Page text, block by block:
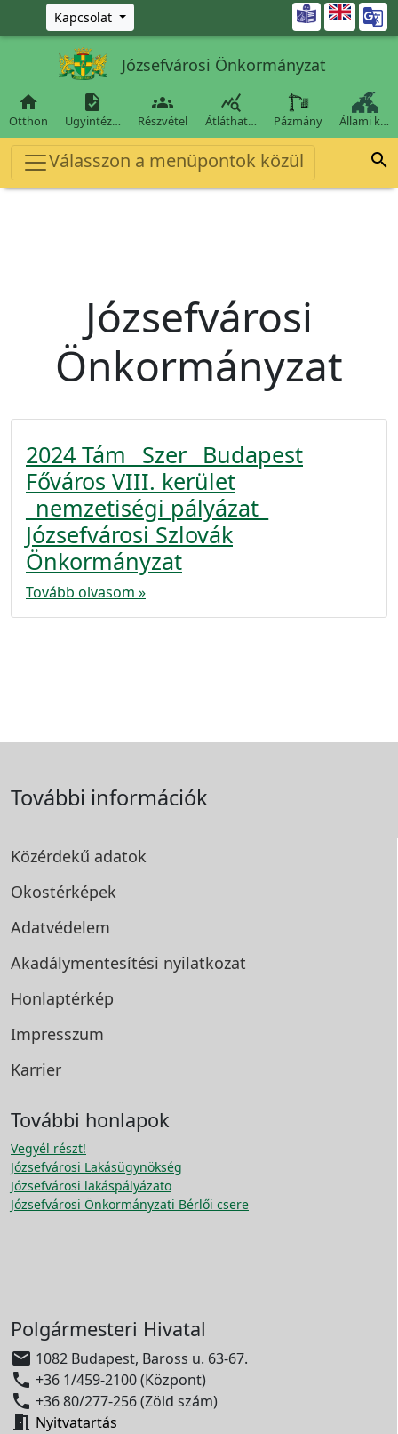
Ugrás a fő tartalomra
Kapcsolat 
Józsefvárosi Önkormányzat

Otthon

Ügyintéz…

Részvétel

Átláthat… Pázmány Állami k…
Válasszon a menüpontok közül 
Józsefvárosi
Önkormányzat
2024 Tám_ Szer_ Budapest
Főváros VIII. kerület
_nemzetiségi pályázat_
Józsefvárosi Szlovák
Önkormányzat
Tovább olvasom »
További információk
Közérdekű adatok
Okostérképek
Adatvédelem
Akadálymentesítési nyilatkozat
Honlaptérkép
Impresszum
Karrier
További honlapok
Vegyél részt!
Józsefvárosi Lakásügynökség
Józsefvárosi lakáspályázato
Józsefvárosi Önkormányzati Bérlői csere
Polgármesteri Hivatal
 1082 Budapest, Baross u. 63-67.
 +36 1/459-2100 (Központ)
 +36 80/277-256 (Zöld szám)
 Nyitvatartás